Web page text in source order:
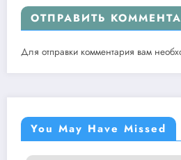
ОТПРАВИТЬ
Для отправки комментария вам
You May Have Missed